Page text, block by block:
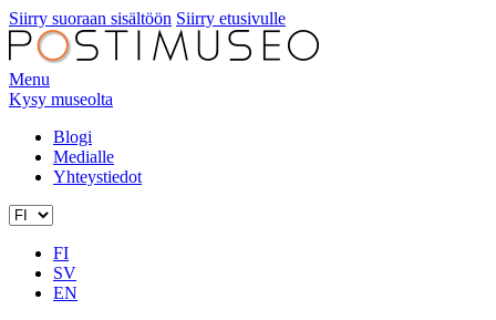
Siirry suoraan sisältöön Siirry etusivulle
Menu
Kysy museolta
Blogi
Medialle
Yhteystiedot
FI
SV
EN